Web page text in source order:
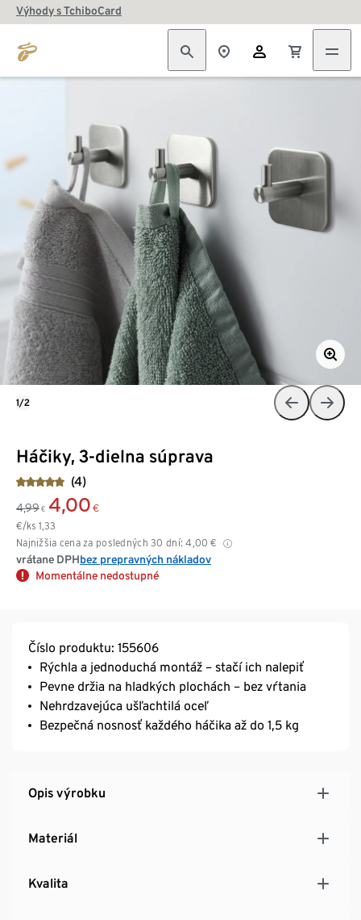
Výhody s TchiboCard
Háčiky, 3-dielna súprava
(4)
4,99 € 4,00 €
€/ks 1,33
Najnižšia cena za posledných 30 dní: 4,00 €
vrátane DPHbez prepravných nákladov
Momentálne nedostupné
1/2
Číslo produktu: 155606
Rýchla a jednoduchá montáž – stačí ich nalepiť
Pevne držia na hladkých plochách – bez vŕtania
Nehrdzavejúca ušľachtilá oceľ
Bezpečná nosnosť každého háčika až do 1,5 kg
Opis výrobku
Materiál
Kvalita